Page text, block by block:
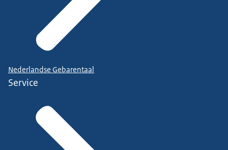
Nederlandse Gebarentaal
Service